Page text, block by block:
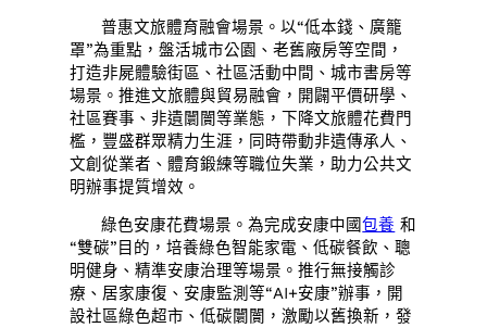
普惠文旅體育融會場景。以“低本錢、廣籠
罩”為重點，盤活城市公園、老舊廠房等空間，
打造非屍體驗街區、社區活動中間、城市書房等
場景。推進文旅體與貿易融會，開闢平價研學、
社區賽事、非遺闤闠等業態，下降文旅體花費門
檻，豐盛群眾精力生涯，同時帶動非遺傳承人、
文創從業者、體育鍛練等職位失業，助力公共文
明辦事提質增效。
綠色安康花費場景。為完成安康中國包養 和
“雙碳”目的，培養綠色智能家電、低碳餐飲、聰
明健身、精準安康治理等場景。推行無接觸診
療、居家康復、安康監測等“AI+安康”辦事，開
設社區綠色超市、低碳闤闠，激勵以舊換新，發